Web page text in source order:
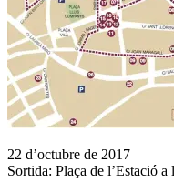
22 d’octubre de 2017
Sortida: Plaça de l’Estació a